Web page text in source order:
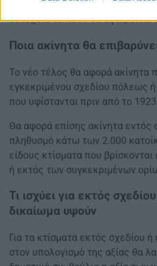
Ανάπτυξης θα πληρώνεται από
συνέχεια το ποσό θα αφαιρείται
Ποια ακίνητα θα
Το νέο τέλος θα αφορά ακίνητα
εγκεκριμένου σχεδίου πόλεως
που υφίστανται πριν από το
Θα αφορά επίσης ακίνητα εντός
πληθυσμό κάτω των 2.000
είδους κτίσματα που
ή εκτός των συγκεκριμένων
Τι ισχύει για εκτός
δικαίωμα υψούν
Για τα κτίσματα εκτός σχεδίου
στον υπολογισμό της αξίας θα